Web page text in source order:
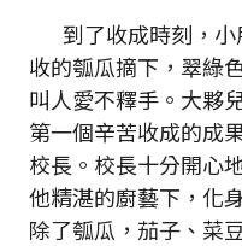
到了收成時刻，小
收的瓠瓜摘下，翠綠
叫人愛不釋手。大夥
第一個辛苦收成的成
校長。校長十分開心
他精湛的廚藝下，化
除了瓠瓜，茄子、菜